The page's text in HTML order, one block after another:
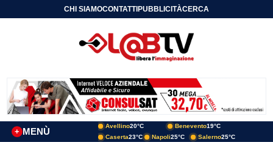
CHI SIAMOCONTATTIPUBBLICITÀCERCA
MENÙ
+
Avellino20°C Benevento19°C
Caserta23°C Napoli25°C Salerno25°C